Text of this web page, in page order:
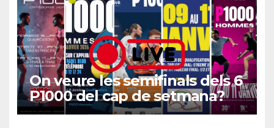
On veure les semifinals dels 6
P1000 del cap de setmana?